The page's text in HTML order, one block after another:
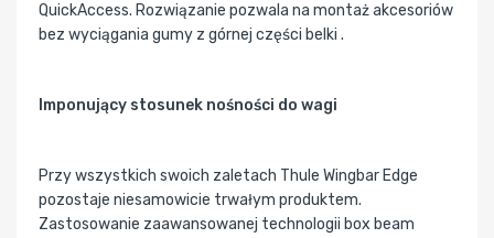
QuickAccess. Rozwiązanie pozwala na montaż akcesoriów
bez wyciągania gumy z górnej części belki .
Imponujący stosunek nośności do wagi
Przy wszystkich swoich zaletach Thule Wingbar Edge
pozostaje niesamowicie trwałym produktem.
Zastosowanie zaawansowanej technologii box beam